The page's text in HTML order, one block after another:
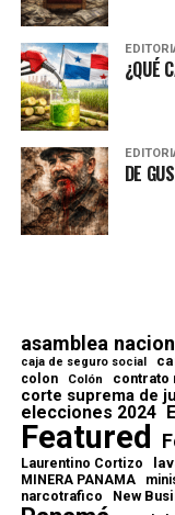
¿QUÉ
DE
asamblea
caja de seguro social
colon Colón contrato
corte suprema de
elecciones 2024
Featured
Laurentino Cortizo
MINERA PANAMA
narcotrafico New